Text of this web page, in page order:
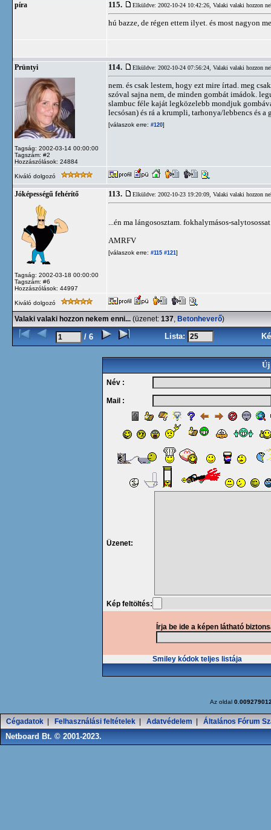
píra 115. Elküldve: 2002-10-24 10:42:26, Valaki valaki hozzon
hú bazze, de régen ettem ilyet. és most nagyon
Prüntyi
Tagság: 2002-03-14 00:00:00
Tagszám: #2
Hozzászólások: 24884
114. Elküldve: 2002-10-24 07:56:24, Valaki valaki hozzon
nem. és csak lestem, hogy ezt mire írtad. meg
szóval sajna nem, de minden gombát imádok.
slambuc féle kaját legközelebb mondjuk
lecsósan) és rá a krumpli, tarhonya/lebbencs és
[válaszok erre: #120]
Kiváló dolgozó
Jóképességű fehérítő
Tagság: 2002-03-18 00:00:00
Tagszám: #6
Hozzászólások: 44997
113. Elküldve: 2002-10-23 19:20:09, Valaki valaki hozzon
...én ma lángososztam. fokhalymásos-
AMRFV
[válaszok erre: #115 #121]
Kiváló dolgozó
Valaki valaki hozzon nekem enni... (üzenet: 137, Betonheverő)
/ 6 Lista:
Új
Név :
Mail :
Üzenet:
Kép feltöltés:
Írja be ide a képen látható
Smiley kódok teljes listája
Az oldal
Cégadatok Felhasználási feltételek Adatvédelem Általános Fórum
Netboard Bt. © 2001-2023.